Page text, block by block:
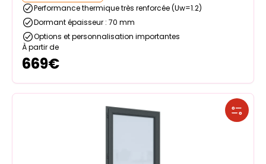
Performance thermique très renforcée (Uw=1.2)
Dormant épaisseur : 70 mm
Options et personnalisation importantes
À partir de
669€